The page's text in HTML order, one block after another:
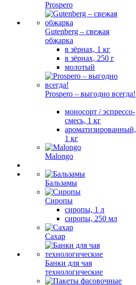
Prospero
Gutenberg – свежая
обжарка
в зёрнах, 1 кг
в зёрнах, 250 г
молотый
Prospero – выгодно всегда!
моносорт / эспрессо-
смесь, 1 кг
ароматизированный,
1 кг
Malongo
Бальзамы
Сиропы
сиропы, 1 л
сиропы, 250 мл
Сахар
Банки для чая
технологические